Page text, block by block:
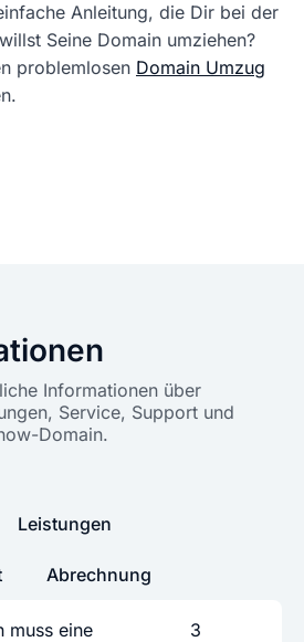
Anleitung, die Dir bei der
Seine Domain umziehen?
problemlosen Domain Umzug
Informationen über
Service, Support und
Domain.
muss eine
3
Leistungen
Abrechnung